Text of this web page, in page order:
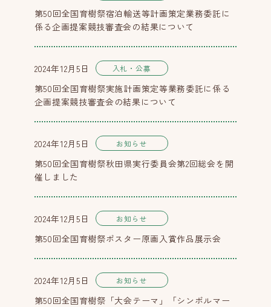
第50回全国育樹祭宿泊輸送等計画策定業務委託に
係る企画提案競技審査会の結果について
2024年12月5日 入札・公募
第50回全国育樹祭実施計画策定等業務委託に係る
企画提案競技審査会の結果について
2024年12月5日 お知らせ
第50回全国育樹祭秋田県実行委員会第2回総会を開
催しました
2024年12月5日 お知らせ
第50回全国育樹祭ポスター原画入賞作品展示会
2024年12月5日 お知らせ
第50回全国育樹祭「大会テーマ」「シンボルマー